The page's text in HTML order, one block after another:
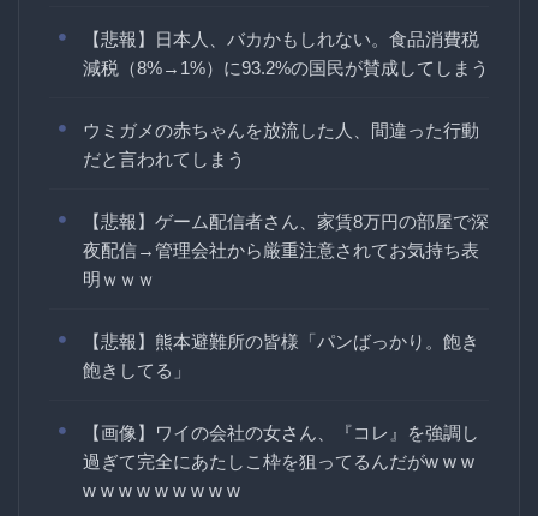
【悲報】日本人、バカかもしれない。食品消費税
減税（8%→1%）に93.2%の国民が賛成してしまう
ウミガメの赤ちゃんを放流した人、間違った行動
だと言われてしまう
【悲報】ゲーム配信者さん、家賃8万円の部屋で深
夜配信→管理会社から厳重注意されてお気持ち表
明ｗｗｗ
【悲報】熊本避難所の皆様「パンばっかり。飽き
飽きしてる」
【画像】ワイの会社の女さん、『コレ』を強調し
過ぎて完全にあたしこ枠を狙ってるんだがw w w
w w w w w w w w w